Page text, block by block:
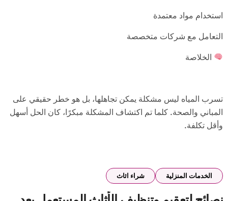
استخدام مواد معتمدة
التعامل مع شركات متخصصة
الخلاصة
تسرب المياه ليس مشكلة يمكن تجاهلها، بل هو خطر حقيقي على
المباني والصحة. كلما تم اكتشاف المشكلة مبكرًا، كان الحل أسهل
وأقل تكلفة.
الخدمات المنزلية شراء اثاث